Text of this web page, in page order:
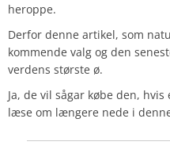
heroppe.
Derfor denne artikel, som
kommende valg og den
verdens største ø.
Ja, de vil sågar købe den,
læse om længere nede i